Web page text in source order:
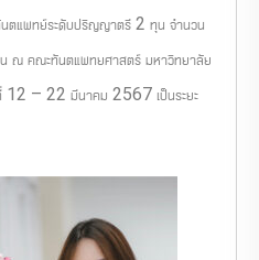
พทย์ระดับปริญญาตรี 2 ทุน จำนวน
ณ คณะทันตแพทยศาสตร์ มหาวิทยาลัย
12 – 22 มีนาคม 2567 เป็นระยะ